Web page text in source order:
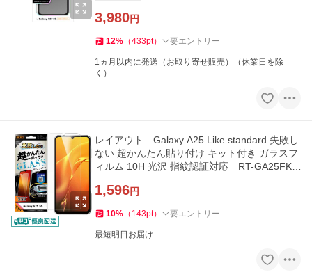
3,980円
12% （433pt） 要エントリー
1ヵ月以内に発送（お取り寄せ販売）（休業日を除
く）
レイアウト Galaxy A25 Like standard 失敗し
ない 超かんたん貼り付け キット付き ガラスフ
ィルム 10H 光沢 指紋認証対応 RT-GA25FKS
1,596円
10% （ 143pt） 要エントリー
最短明日お届け